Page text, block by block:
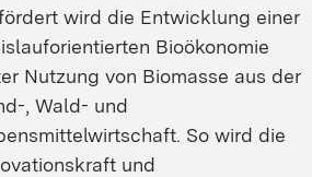
wird die Entwicklung einer
Bioökonomie
Nutzung von Biomasse aus der
, Wald- und
So wird die
und